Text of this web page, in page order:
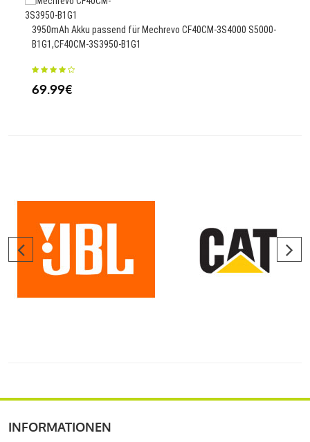
3950mAh Akku passend für Mechrevo CF40CM-3S4000 S5000-
B1G1,CF40CM-3S3950-B1G1
69.99€
INFORMATIONEN